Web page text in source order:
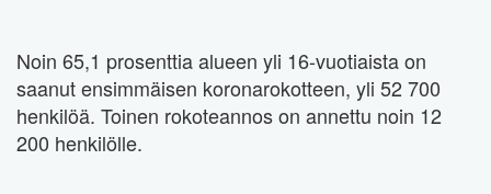
Noin 65,1 prosenttia alueen yli 16-vuotiaista on
saanut ensimmäisen koronarokotteen, yli 52 700
henkilöä. Toinen rokoteannos on annettu noin 12
200 henkilölle.